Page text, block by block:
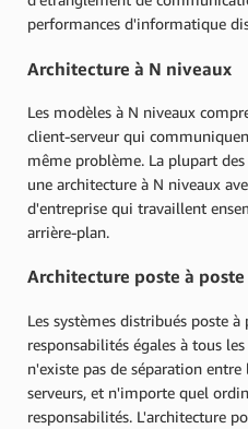
performances d'informatique
Architecture à N niveaux
Les modèles à N niveaux
client-serveur qui
même problème. La plupart
une architecture à N niveaux
d'entreprise qui travaillent
arrière-plan.
Architecture poste à poste
Les systèmes distribués poste
responsabilités égales à tous
n'existe pas de séparation
serveurs, et n'importe quel
responsabilités. L'architecture